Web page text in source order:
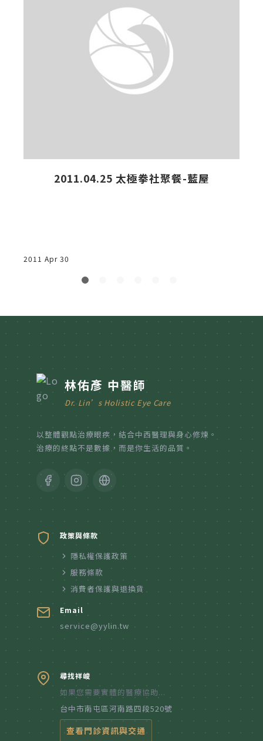
2011.04.25 太極拳社聚餐-藍屋
2011 Apr 30
林佑彥 中醫師
Dr. Lin’s Holistic Eye Care
以整體觀點治療眼疾，結合中西醫理與身心修煉。
治療的終點不是數據，而是你生活的品質。
政策與條款
隱私權保護政策
服務條款
消費者保護與退換貨
Email
service@yylin.tw
尋找祥峻
如果您需要實體的醫療協助...
台中市南屯區河南路四段520號
查看門診資訊與交通